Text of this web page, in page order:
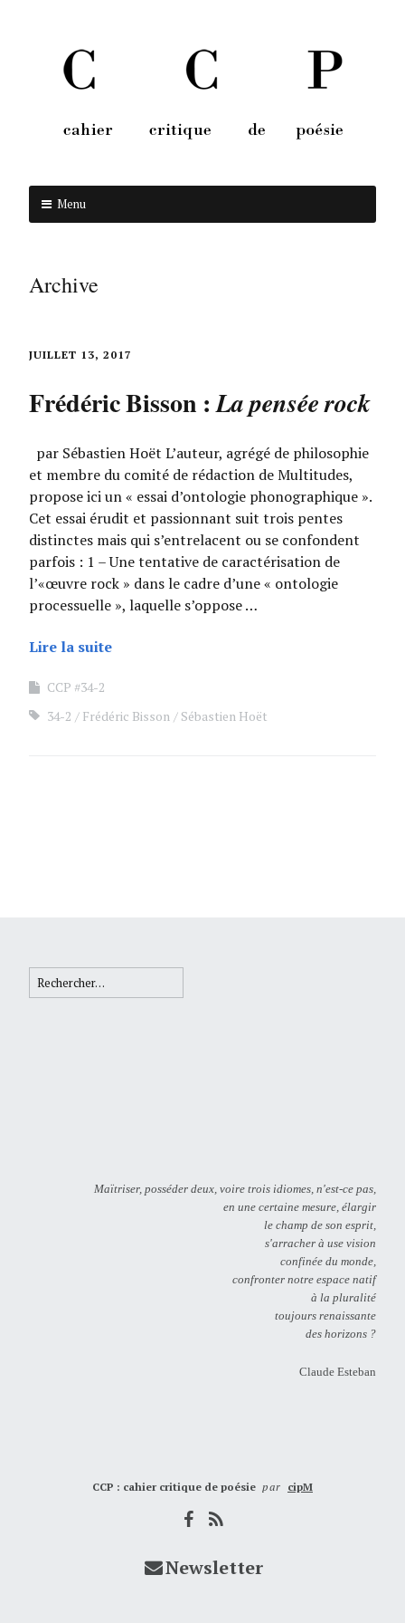
Menu
Archive
JUILLET 13, 2017
Frédéric Bisson :La pensée rock
par Sébastien Hoët L’auteur, agrégé de philosophie
et membre du comité de rédaction de Multitudes,
propose ici un « essai d’ontologie phonographique ».
Cet essai érudit et passionnant suit trois pentes
distinctes mais qui s’entrelacent ou se confondent
parfois : 1 – Une tentative de caractérisation de
l’«œuvre rock » dans le cadre d’une « ontologie
processuelle », laquelle s’oppose …
Lire la suite
CCP #34-2
34-2
Frédéric Bisson Sébastien Hoët
Rechercher :
Maïtriser, posséder deux, voire trois idiomes, n'est-ce pas,
en une certaine mesure, élargir
le champ de son esprit,
s'arracher à use vision
confinée du monde,
confronter notre espace natif
à la pluralité
toujours renaissante
des horizons ?
Claude Esteban
CCP : cahier critique de poésie par cipM
Newsletter